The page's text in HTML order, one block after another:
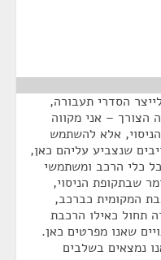
הסדרי תעבורה,
הצורך – אני מקווה
אלא להשתמש
שנצביע עליהם כאן,
כלי הרכב ומשתמשי
שבתקופת הניסוי,
המקומית כברכב,
תחול כאילו הרכבת
שאנו מפרטים כאן.
נמצאים בשלבים